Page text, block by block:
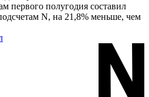
первого полугодия составил
N, на 21,8% меньше, чем